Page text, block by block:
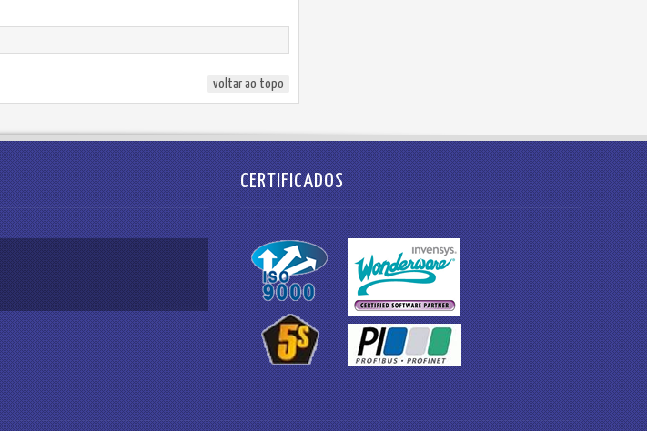
voltar ao topo
CERTIFICADOS